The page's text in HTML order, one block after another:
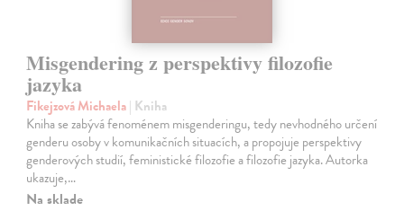
Misgendering z perspektivy filozofie
jazyka
Fikejzová Michaela| Kniha
Kniha se zabývá fenoménem misgenderingu, tedy nevhodného určení
genderu osoby v komunikačních situacích, a propojuje perspektivy
genderových studií, feministické filozofie a filozofie jazyka. Autorka
ukazuje,…
Na sklade